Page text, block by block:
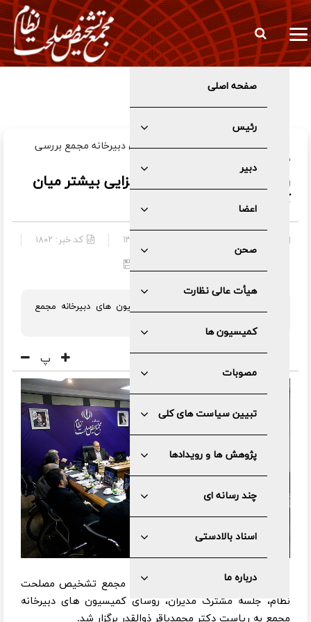
صفحه اصلی
رئیس
دبیر
اعضا
صحن
هیأت عالی نظارت
کمیسیون ها
مصوبات
تبیین سیاست های کلی
پژوهش ها و رویدادها
چند رسانه ای
اسناد بالادستی
درباره ما
پیام تسلیت دکتر کدخدایی به دکتر مظفر
با حضور مدیران و روسای کمیسیون های دبیرخانه مجمع بررسی
شد؛
راهکارهای هماهنگی و هم افزایی بیشتر میان
کمیسیون ها و اجزای مجمع
کد خبر: ۱۸۰۲
جلسه شورای مدیران و روسای کمیسیون های دبیرخانه مجمع
پ
به گزارش مرکز رسانه و روابط عمومی مجمع تشخیص مصلحت
نظام، جلسه مشترک مدیران، روسای کمیسیون های دبیرخانه
مجمع به ریاست دکتر محمدباقر ذوالقدر برگزار شد.